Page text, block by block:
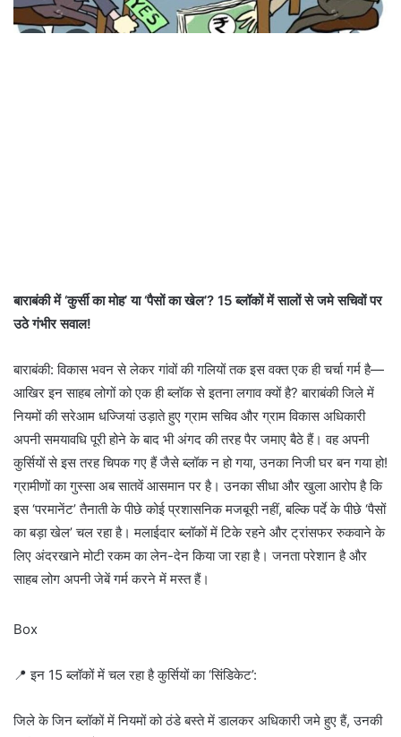
बाराबंकी में ‘कुर्सी का मोह’ या ‘पैसों का खेल’? 15 ब्लॉकों में सालों से जमे सचिवों पर
उठे गंभीर सवाल!
बाराबंकी: विकास भवन से लेकर गांवों की गलियों तक इस वक्त एक ही चर्चा गर्म है—
आखिर इन साहब लोगों को एक ही ब्लॉक से इतना लगाव क्यों है? बाराबंकी जिले में
नियमों की सरेआम धज्जियां उड़ाते हुए ग्राम सचिव और ग्राम विकास अधिकारी
अपनी समयावधि पूरी होने के बाद भी अंगद की तरह पैर जमाए बैठे हैं। वह अपनी
कुर्सियों से इस तरह चिपक गए हैं जैसे ब्लॉक न हो गया, उनका निजी घर बन गया हो!
ग्रामीणों का गुस्सा अब सातवें आसमान पर है। उनका सीधा और खुला आरोप है कि
इस ‘परमानेंट’ तैनाती के पीछे कोई प्रशासनिक मजबूरी नहीं, बल्कि पर्दे के पीछे ‘पैसों
का बड़ा खेल’ चल रहा है। मलाईदार ब्लॉकों में टिके रहने और ट्रांसफर रुकवाने के
लिए अंदरखाने मोटी रकम का लेन-देन किया जा रहा है। जनता परेशान है और
साहब लोग अपनी जेबें गर्म करने में मस्त हैं।
Box
📍 इन 15 ब्लॉकों में चल रहा है कुर्सियों का ‘सिंडिकेट’:
जिले के जिन ब्लॉकों में नियमों को ठंडे बस्ते में डालकर अधिकारी जमे हुए हैं, उनकी